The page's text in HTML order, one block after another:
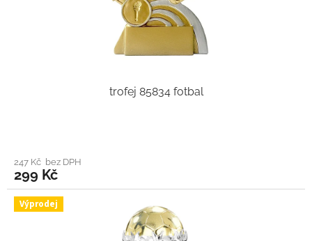
trofej 85834 fotbal
247 Kč bez DPH
299 Kč
Výprodej